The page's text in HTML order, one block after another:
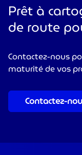
Prêt à
de route
Contactez-nous
maturité de vos
Contactez-